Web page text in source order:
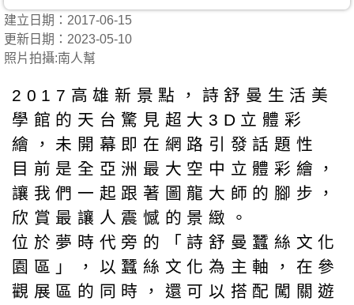
建立日期：2017-06-15
更新日期：2023-05-10
照片拍攝:南人幫
2017高雄新景點，詩舒曼生活美
學館的天台驚見超大3D立體彩
繪，未開幕即在網路引發話題性
目前是全亞洲最大空中立體彩繪，
讓我們一起跟著圖龍大師的腳步，
欣賞最讓人震憾的景緻。
位於夢時代旁的「詩舒曼蠶絲文化
園區」，以蠶絲文化為主軸，在參
觀展區的同時，還可以搭配闖關遊